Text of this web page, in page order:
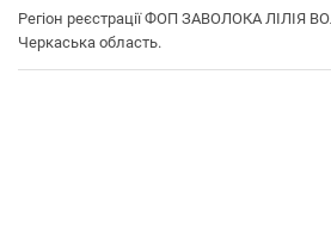
Регіон реєстрації ФОП ЗАВОЛОКА ЛІЛІЯ
Черкаська область.